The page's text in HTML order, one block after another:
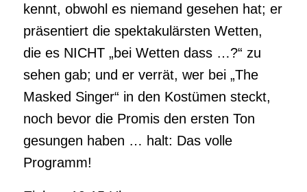
kennt, obwohl es niemand gesehen hat; er
präsentiert die spektakulärsten Wetten,
die es NICHT „bei Wetten dass …?“ zu
sehen gab; und er verrät, wer bei „The
Masked Singer“ in den Kostümen steckt,
noch bevor die Promis den ersten Ton
gesungen haben … halt: Das volle
Programm!